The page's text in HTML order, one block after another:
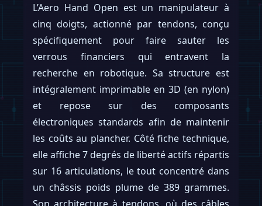
L’Aero Hand Open est un manipulateur à
cinq doigts, actionné par tendons, conçu
spécifiquement pour faire sauter les
verrous financiers qui entravent la
recherche en robotique. Sa structure est
intégralement imprimable en 3D (en nylon)
et repose sur des composants
électroniques standards afin de maintenir
les coûts au plancher. Côté fiche technique,
elle affiche 7 degrés de liberté actifs répartis
sur 16 articulations, le tout concentré dans
un châssis poids plume de 389 grammes.